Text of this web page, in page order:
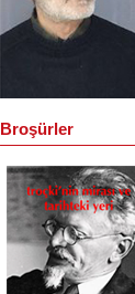
Broşürler